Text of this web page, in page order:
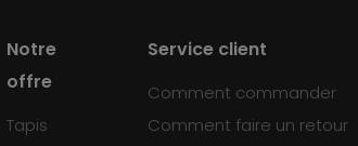
Notre
offre
Tapis
Service client
Comment commander
Comment faire un retour